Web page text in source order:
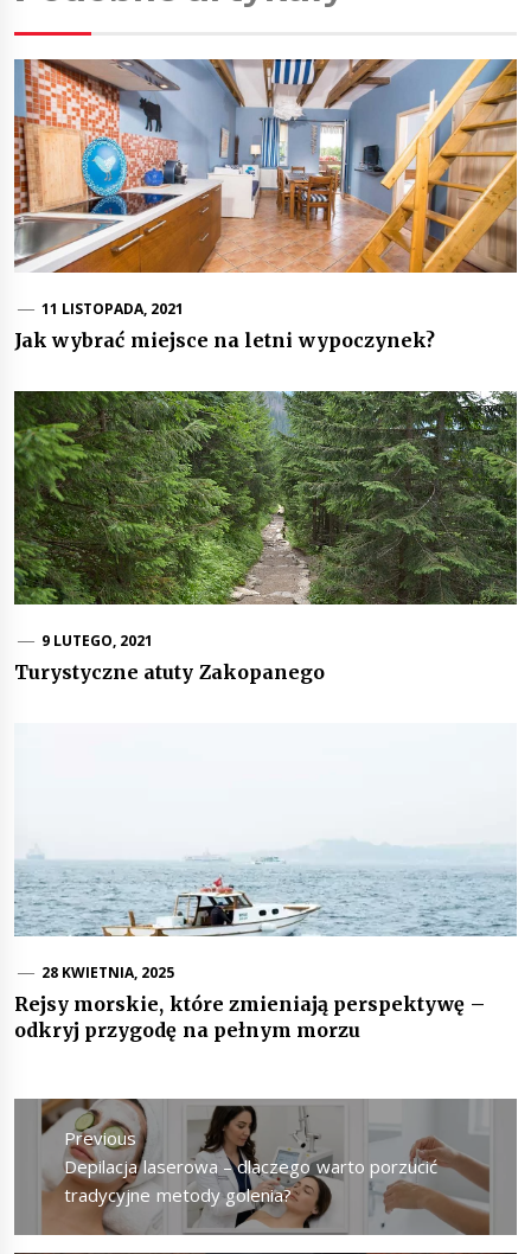
11 LISTOPADA, 2021
Jak wybrać miejsce na letni wypoczynek?
9 LUTEGO, 2021
Turystyczne atuty Zakopanego
28 KWIETNIA, 2025
Rejsy morskie, które zmieniają perspektywę –
odkryj przygodę na pełnym morzu
Nawigacja
wpisuPrevious
Previous
post:
Depilacja laserowa – dlaczego warto porzucić
tradycyjne metody golenia?